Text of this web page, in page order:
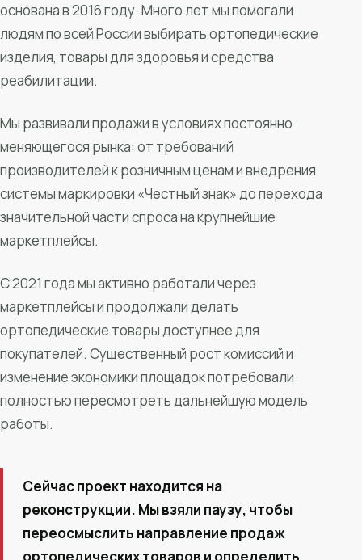
основана в 2016 году. Много лет мы помогали
людям по всей России выбирать ортопедические
изделия, товары для здоровья и средства
реабилитации.
Мы развивали продажи в условиях постоянно
меняющегося рынка: от требований
производителей к розничным ценам и внедрения
системы маркировки «Честный знак» до перехода
значительной части спроса на крупнейшие
маркетплейсы.
С 2021 года мы активно работали через
маркетплейсы и продолжали делать
ортопедические товары доступнее для
покупателей. Существенный рост комиссий и
изменение экономики площадок потребовали
полностью пересмотреть дальнейшую модель
работы.
Сейчас проект находится на
реконструкции. Мы взяли паузу, чтобы
переосмыслить направление продаж